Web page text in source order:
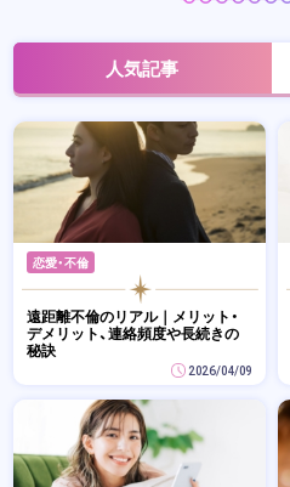
人気記事
恋愛・不倫
遠距離不倫のリアル｜メリット・
デメリット、連絡頻度や長続きの
秘訣
2026/04/09